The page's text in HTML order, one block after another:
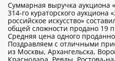
Суммарная выручка аукциона
314-го кураторского аукциона
российское искусство»
общей сложности продано 19
Средняя цена одного
Поздравляем с отличными
из Москвы, Архангельска,